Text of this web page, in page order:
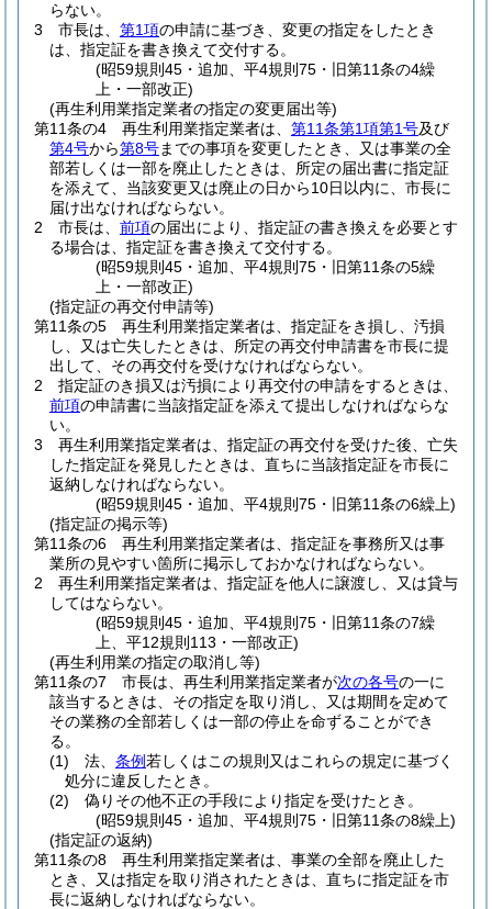
らない。
3
市長は、 第1項の申請に基づき、変更の指定をしたとき
は、指定証を書き換えて交付する。
(昭59規則45・追加、平4規則75・旧第11条の4繰
上・一部改正)
(再生利用業指定業者の指定の変更届出等)
第11条の4
再生利用業指定業者は、 第11条第1項第1号及び
第4号から第8号までの事項を変更したとき、又は事業の全
部若しくは一部を廃止したときは、所定の届出書に指定証
を添えて、当該変更又は廃止の日から10日以内に、市長に
届け出なければならない。
2
市長は、 前項の届出により、指定証の書き換えを必要とす
る場合は、指定証を書き換えて交付する。
(昭59規則45・追加、平4規則75・旧第11条の5繰
上・一部改正)
(指定証の再交付申請等)
第11条の5
再生利用業指定業者は、指定証をき損し、汚損
し、又は亡失したときは、所定の再交付申請書を市長に提
出して、その再交付を受けなければならない。
2
指定証のき損又は汚損により再交付の申請をするときは、
前項の申請書に当該指定証を添えて提出しなければならな
い。
3
再生利用業指定業者は、指定証の再交付を受けた後、亡失
した指定証を発見したときは、直ちに当該指定証を市長に
返納しなければならない。
(昭59規則45・追加、平4規則75・旧第11条の6繰上)
(指定証の掲示等)
第11条の6
再生利用業指定業者は、指定証を事務所又は事
業所の見やすい箇所に掲示しておかなければならない。
2
再生利用業指定業者は、指定証を他人に譲渡し、又は貸与
してはならない。
(昭59規則45・追加、平4規則75・旧第11条の7繰
上、平12規則113・一部改正)
(再生利用業の指定の取消し等)
第11条の7
市長は、再生利用業指定業者が次の各号の一に
該当するときは、その指定を取り消し、又は期間を定めて
その業務の全部若しくは一部の停止を命ずることができ
る。
(1)
法、 条例若しくはこの規則又はこれらの規定に基づく
処分に違反したとき。
(2)
偽りその他不正の手段により指定を受けたとき。
(昭59規則45・追加、平4規則75・旧第11条の8繰上)
(指定証の返納)
第11条の8
再生利用業指定業者は、事業の全部を廃止した
とき、又は指定を取り消されたときは、直ちに指定証を市
長に返納しなければならない。